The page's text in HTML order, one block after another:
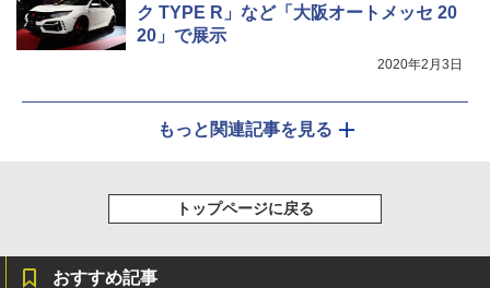
ク TYPE R」など「大阪オートメッセ 20
20」で展示
2020年2月3日
もっと関連記事を見る
トップページに戻る
おすすめ記事